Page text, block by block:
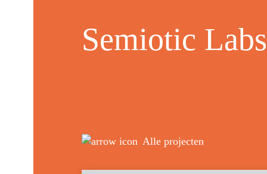
Semiotic Labs
Alle projecten